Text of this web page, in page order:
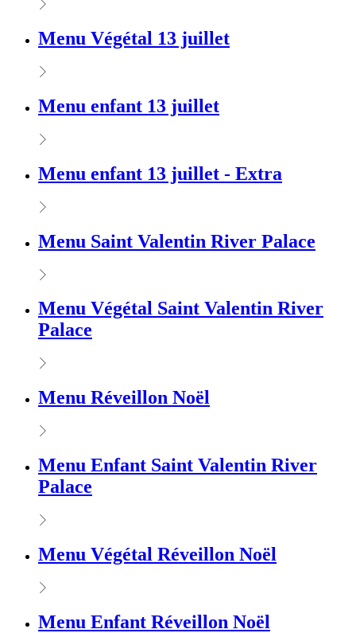
Menu Végétal 13 juillet
Menu enfant 13 juillet
Menu enfant 13 juillet - Extra
Menu Saint Valentin River Palace
Menu Végétal Saint Valentin River
Palace
Menu Réveillon Noël
Menu Enfant Saint Valentin River
Palace
Menu Végétal Réveillon Noël
Menu Enfant Réveillon Noël